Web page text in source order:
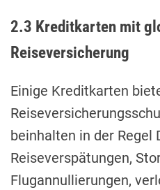
2.3 Kreditkarten mit
Reiseversicherung
Einige Kreditkarten
beinhalten in der Regel
Reiseverspätungen,
Flugannullierungen,